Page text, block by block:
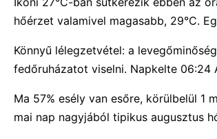
hőérzet valamivel magasabb, 29°C.
Könnyű lélegzetvétel: a
fedőruházatot viselni. Napkelte 06:24
Ma 57% esély van esőre, körülbelül
mai nap nagyjából tipikus augusztus